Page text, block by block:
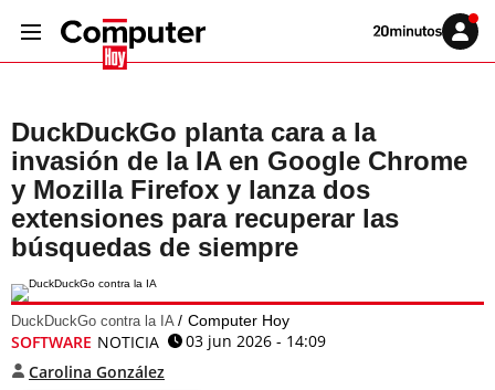
Volver
Iniciar
sesión
DuckDuckGo planta cara a la
invasión de la IA en Google Chrome
y Mozilla Firefox y lanza dos
extensiones para recuperar las
búsquedas de siempre
DuckDuckGo contra la IA Computer Hoy
SOFTWARE NOTICIA
03 jun 2026 - 14:09
Carolina González